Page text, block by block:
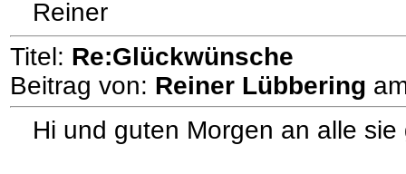
Reiner
Titel: Re:Glückwünsche
Beitrag von: Reiner Lübbering
Hi und guten Morgen an alle